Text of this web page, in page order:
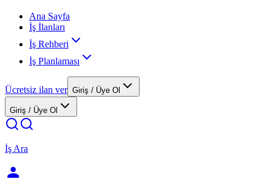
Ana Sayfa
İş İlanları
İş Rehberi
İş Planlaması
Ücretsiz ilan ver Giriş / Üye Ol
Giriş / Üye Ol
İş Ara